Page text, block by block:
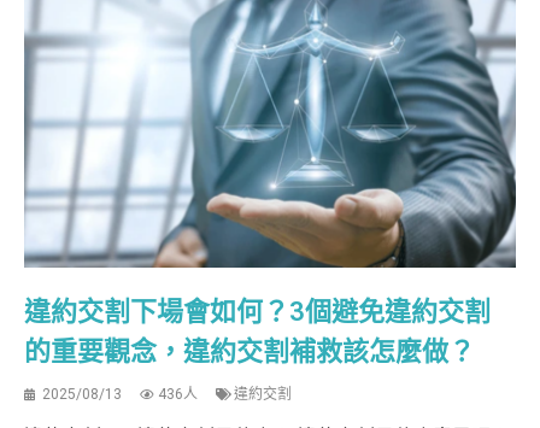
違約交割下場會如何？3個避免違約交割
的重要觀念，違約交割補救該怎麼做？
2025/08/13 436人 違約交割